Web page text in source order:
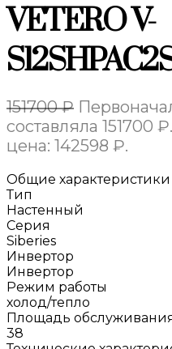
VETERO V-
151700₽
составляла 151700 ₽.
цена: 142598 ₽.
Общие характеристики
Тип
Настенный
Серия
Siberies
Инвертор
Инвертор
Режим работы
холод/тепло
Площадь
38